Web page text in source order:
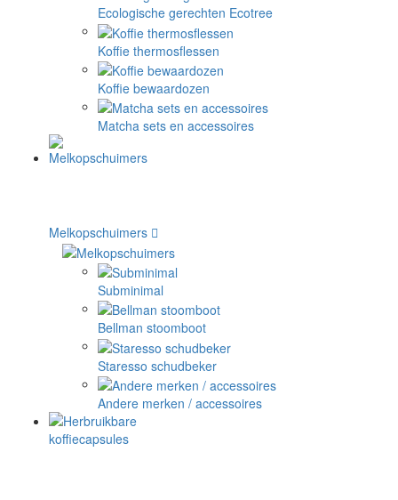
Ecologische gerechten Ecotree
Koffie thermosflessen
Koffie bewaardozen
Matcha sets en accessoires
Melkopschuimers
Subminimal
Bellman stoomboot
Staresso schudbeker
Andere merken / accessoires